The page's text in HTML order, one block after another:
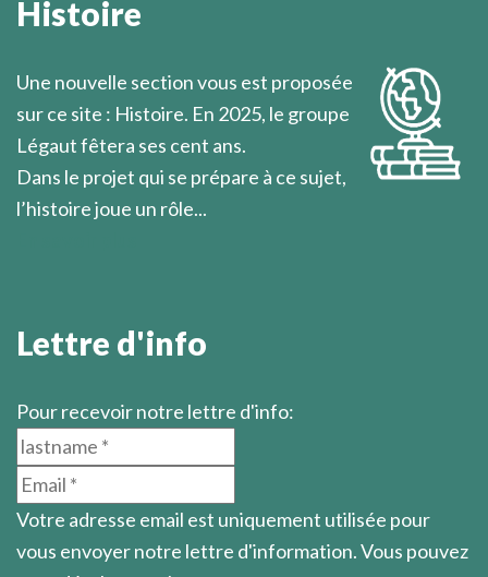
l’avenir, toute position de repli, couper derrière soi
Marcel Légaut
Histoire
Une nouvelle section vous est proposée
sur ce site : Histoire. En 2025, le groupe
Légaut fêtera ses cent ans.
Dans le projet qui se prépare à ce sujet,
l’histoire joue un rôle...
Lettre d'info
Pour recevoir notre lettre d'info:
Votre adresse email est uniquement utilisée pour
vous envoyer notre lettre d'information. Vous pouvez